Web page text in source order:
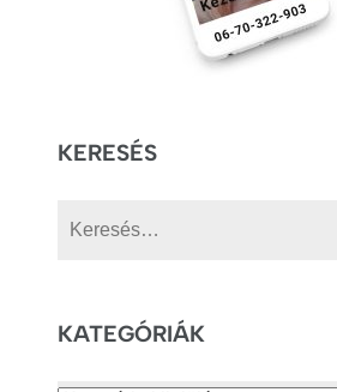
KERESÉS
KATEGÓRIÁK